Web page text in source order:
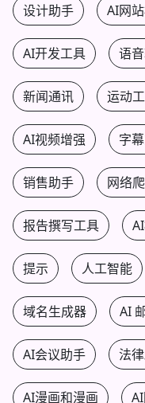
设计助手 AI网
AI开发工具 语
新闻通讯 运动
AI视频增强 字
销售助手 网络
报告撰写工具
提示 人工智能
域名生成器 AI
AI会议助手 法
AI漫画和漫画